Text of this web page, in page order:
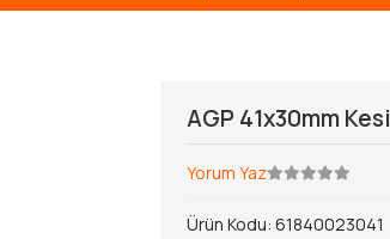
AGP 41x30mm
Yorum Yaz
Ürün Kodu:61840023041